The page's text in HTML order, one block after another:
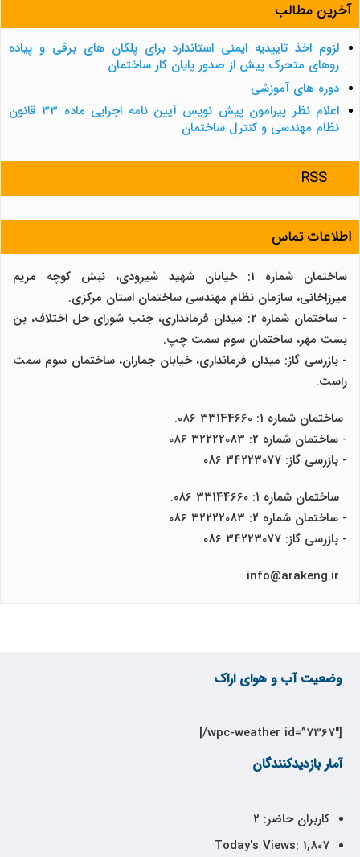
آخرین مطالب
لزوم اخذ تاییدیه ایمنی استاندارد برای پلکان های برقی و پیاده
روهای متحرک پیش از صدور پایان کار ساختمان
دوره های آموزشی
اعلام نظر پیرامون پیش نویس آیین نامه اجرایی ماده ۳۳ قانون
نظام مهندسی و کنترل ساختمان
RSS
اطلاعات تماس
ساختمان شماره 1: خیابان شهید شیرودی، نبش کوچه مریم
میرزاخانی، سازمان نظام مهندسی ساختمان استان مرکزی.
- ساختمان شماره 2: میدان فرمانداری، جنب شورای حل اختلاف، بن
بست مهر، ساختمان سوم سمت چپ.
- بازرسی گاز: میدان فرمانداری، خیابان جماران، ساختمان سوم سمت
راست.
ساختمان شماره 1: 33144660 086.
- ساختمان شماره 2: 32222083 086
- بازرسی گاز: 34223077 086
ساختمان شماره 1: 33144660 086.
- ساختمان شماره 2: 32222083 086
- بازرسی گاز: 34223077 086
وضعیت آب و هوای اراک
[wpc-weather id=”7367″/]
آمار بازدیدکنندگان
کاربران حاضر: 2
Today's Views: 1,807